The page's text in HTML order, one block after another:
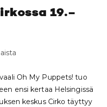
19.–
Oh My Puppets! tuo
ensi kertaa Helsingissä
keskus Cirko täyttyy